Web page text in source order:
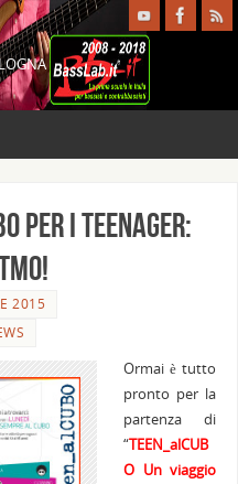
per i teenager:
2015
Ormai è tutto
pronto per la
partenza di
“TEEN_alCUB
O Un viaggio